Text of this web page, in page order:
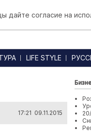
LIFE STYLE
17:21 09.11.2015
согласие на